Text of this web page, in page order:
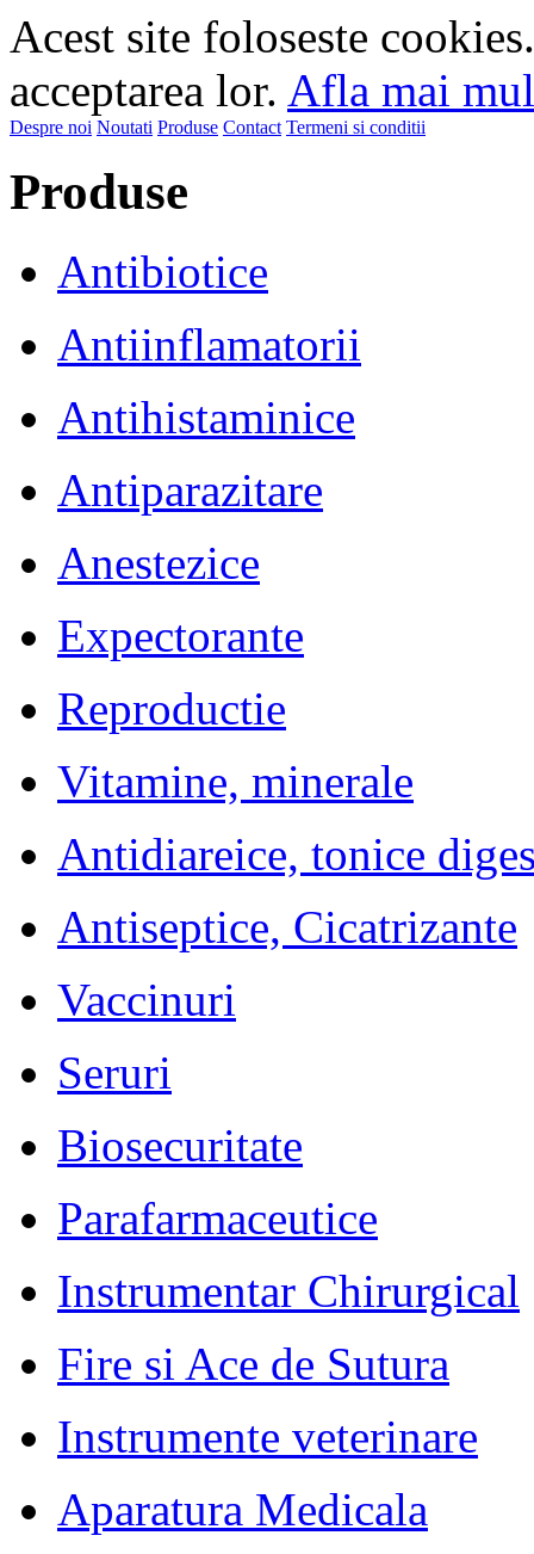
Acest site foloseste
acceptarea lor. Afla mai
Despre noi Noutati Produse Contact Termeni si conditii
Produse
Antibiotice
Antiinflamatorii
Antihistaminice
Antiparazitare
Anestezice
Expectorante
Reproductie
Vitamine, minerale
Antidiareice, tonice
Antiseptice, Cicatrizante
Vaccinuri
Seruri
Biosecuritate
Parafarmaceutice
Instrumentar Chirurgical
Fire si Ace de Sutura
Instrumente veterinare
Aparatura Medicala